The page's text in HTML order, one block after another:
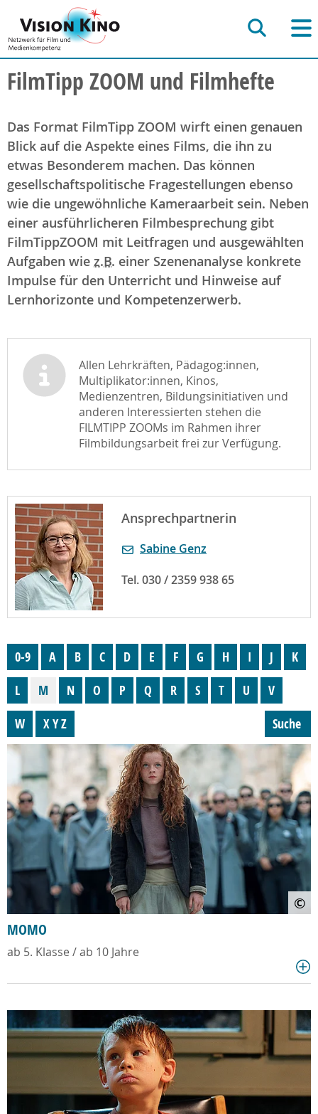
FilmTipp ZOOM und Filmhefte
Das Format FilmTipp ZOOM wirft einen genauen
Blick auf die Aspekte eines Films, die ihn zu
etwas Besonderem machen. Das können
gesellschaftspolitische Fragestellungen ebenso
wie die ungewöhnliche Kameraarbeit sein. Neben
einer ausführlicheren Filmbesprechung gibt
FilmTippZOOM mit Leitfragen und ausgewählten
Aufgaben wie z.B. einer Szenenanalyse konkrete
Impulse für den Unterricht und Hinweise auf
Lernhorizonte und Kompetenzerwerb.
Allen Lehrkräften, Pädagog:innen,
Multiplikator:innen, Kinos,
Medienzentren, Bildungsinitiativen und
anderen Interessierten stehen die
FILMTIPP ZOOMs im Rahmen ihrer
Filmbildungsarbeit frei zur Verfügung.
Ansprechpartnerin
Sabine Genz
Tel. 030 / 2359 938 65
0-9 A B C D E F G H I J
K
L
M N O P Q R S T U
V
W
X Y Z Suche
©
MOMO
ab 5. Klasse / ab 10 Jahre